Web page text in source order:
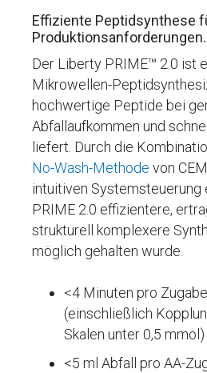
Effiziente Peptidsynthese
Produktionsanforderungen.
Der Liberty PRIME™ 2.0 ist
Mikrowellen-
hochwertige Peptide bei
Abfallaufkommen und
liefert. Durch die
No-Wash-Methode von
intuitiven
PRIME 2.0 effizientere,
strukturell komplexere
möglich gehalten wurde.
<4 Minuten pro
(einschließlich
Skalen unter 0,5 mmol)
<5 ml Abfall pro AA-